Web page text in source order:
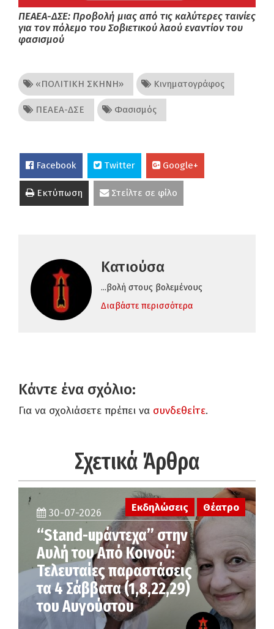
ΠΕΑΕΑ-ΔΣΕ: Προβολή μιας από τις καλύτερες ταινίες
για τον πόλεμο του Σοβιετικού λαού εναντίον του
φασισμού
«ΠΟΛΙΤΙΚΗ ΣΚΗΝΗ» Κινηματογράφος
ΠΕΑΕΑ-ΔΣΕ Φασισμός
Facebook Twitter Google+
Εκτύπωση Στείλτε σε φίλο
Κατιούσα
...βολή στους βολεμένους
Διαβάστε περισσότερα
Κάντε ένα σχόλιο:
Για να σχολιάσετε πρέπει να συνδεθείτε.
Σχετικά Άρθρα
Εκδηλώσεις Θέατρο
30-07-2026
“Stand-upάντεχα” στην
Αυλή του Από Κοινού:
Τελευταίες παραστάσεις
τα 4 Σάββατα (1,8,22,29)
του Αυγούστου